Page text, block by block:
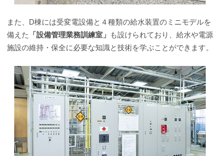
また、D棟には受変電設備と４種類の給水装置のミニモデルを
備えた
「設備管理業務訓練室」
も設けられており、給水や電源
施設の維持・保全に必要な知識と技術を学ぶことができます。